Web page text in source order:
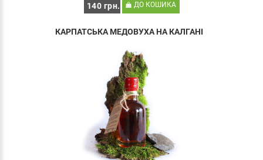
140 грн. ДО КОШИКА
КАРПАТСЬКА МЕДОВУХА НА КАЛГАНІ